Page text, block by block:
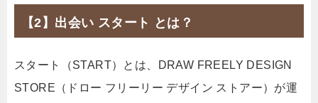
【2】出会い スタート とは？
スタート（START）とは、DRAW FREELY DESIGN
STORE（ドロー フリーリー デザイン ストアー）が運